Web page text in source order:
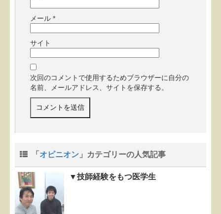
メール *
サイト
次回のコメントで使用するためブラウザーに自分の
名前、メールアドレス、サイトを保存する。
「 オピニオン 」カテゴリーの人気記事
▼技師経験をもつ医学生